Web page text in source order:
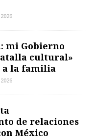
mi Gobierno
cultural»
a la familia
de relaciones
México